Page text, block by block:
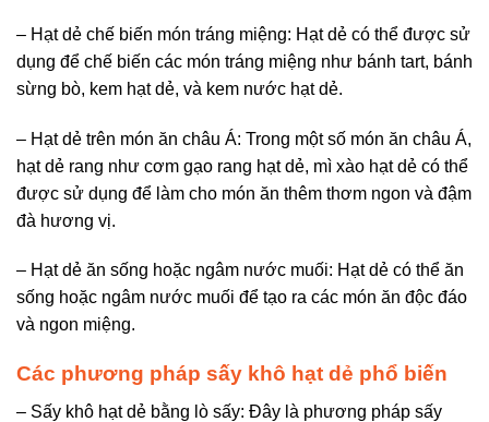
– Hạt dẻ chế biến món tráng miệng: Hạt dẻ có thể được sử
dụng để chế biến các món tráng miệng như bánh tart, bánh
sừng bò, kem hạt dẻ, và kem nước hạt dẻ.
– Hạt dẻ trên món ăn châu Á: Trong một số món ăn châu Á,
hạt dẻ rang như cơm gạo rang hạt dẻ, mì xào hạt dẻ có thể
được sử dụng để làm cho món ăn thêm thơm ngon và đậm
đà hương vị.
– Hạt dẻ ăn sống hoặc ngâm nước muối: Hạt dẻ có thể ăn
sống hoặc ngâm nước muối để tạo ra các món ăn độc đáo
và ngon miệng.
Các phương pháp sấy khô hạt dẻ phổ biến
– Sấy khô hạt dẻ bằng lò sấy: Đây là phương pháp sấy